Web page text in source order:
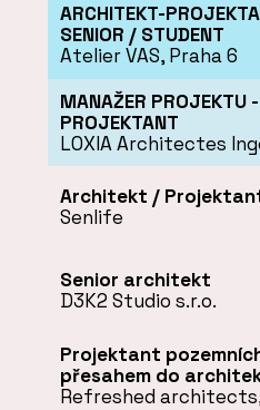
ARCHITEKT-
SENIOR / STUDENT
Atelier VAS, Praha 6
MANAŽER PROJEKTU
PROJEKTANT
LOXIA Architectes
Architekt /
Senlife
Senior architekt
D3K2 Studio s.r.o.
Projektant
přesahem do
Refreshed